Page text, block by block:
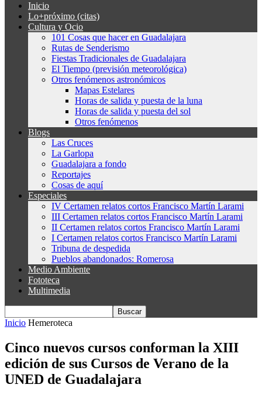
Inicio
Lo+próximo (citas)
Cultura y Ocio
101 Cosas que hacer en Guadalajara
Rutas de Senderismo
Fiestas Tradicionales de Guadalajara
El Tiempo (previsión meteorológica)
Otros fenómenos astronómicos
Mapas Estelares
Horas de salida y puesta de la luna
Horas de salida y puesta del sol
Otros fenómenos
Blogs
Las Cruces
La Garlopa
Guadalajara a fondo
Reportajes
Cosas de aquí
Especiales
IV Certamen relatos cortos Francisco Martín Larami
III Certamen relatos cortos Francisco Martín Larami
II Certamen relatos cortos Francisco Martín Larami
I Certamen relatos cortos Francisco Martín Larami
Tribuna de despedida
Pueblos abandonados: Romerosa
Medio Ambiente
Fototeca
Multimedia
Inicio Hemeroteca
Cinco nuevos cursos conforman la XIII
edición de sus Cursos de Verano de la
UNED de Guadalajara